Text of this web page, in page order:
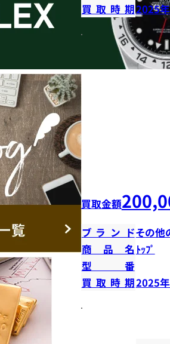
買取時期2025
買取金額
ブランドその他
商品名 ﾄｯﾌﾟ
型番
買取時期2025